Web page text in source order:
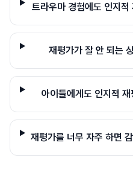
트라우마 경험에도 인지
재평가가 잘 안 되는
아이들에게도 인지적
재평가를 너무 자주 하면